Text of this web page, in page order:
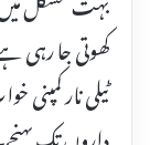
کھوتی جا
ٹیلی نار